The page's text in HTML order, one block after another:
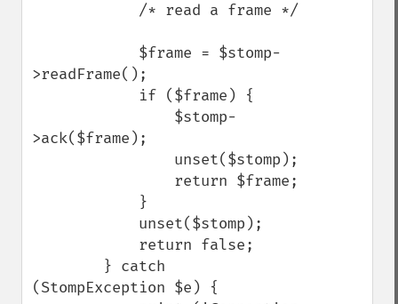
>readFrame();
>ack($frame);
(StompException $e) {